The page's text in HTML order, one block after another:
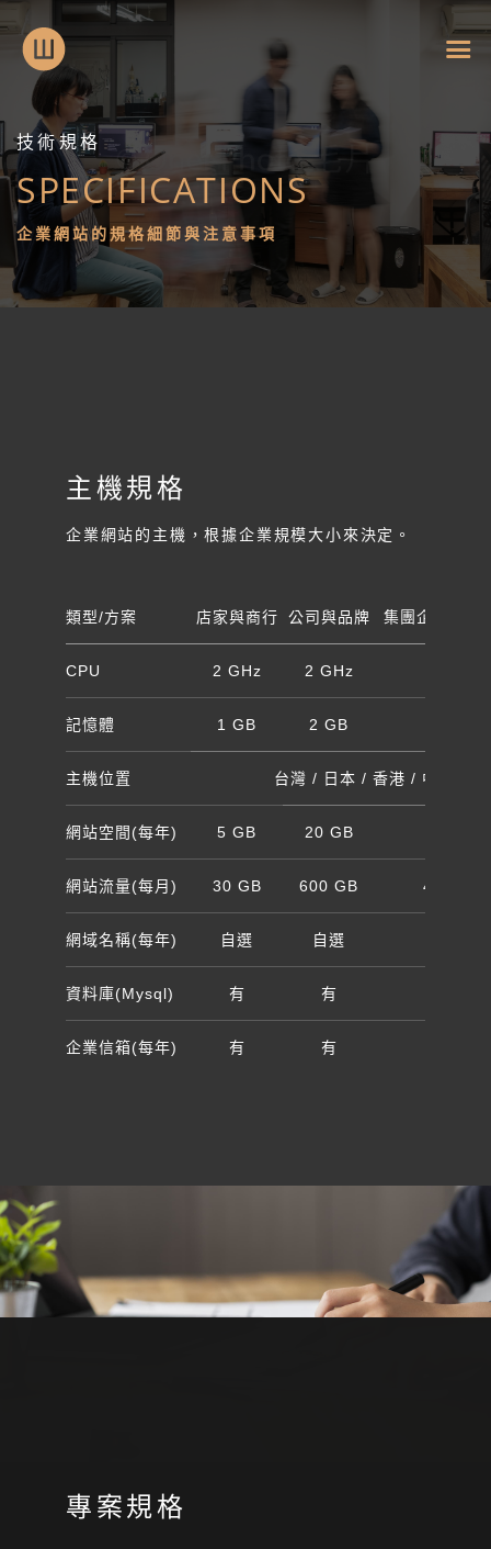
技術規格
SPECIFICATIONS
網
站
企業網站的規格細節與注意事項
主機規格
企業網站的主機，根據企業規模大小來決定。
類型/方案 店家與商行 公司與品牌 集團企業與知
CPU 2 GHz 2 GHz
記憶體 1 GB 2 GB
主機位置 台灣 / 日本 / 香港 / 中國 /
網站空間(每年) 5 GB 20 GB
網站流量(每月) 30 GB 600 GB 4000 GB
網域名稱(每年) 自選 自選
資料庫(Mysql) 有 有
企業信箱(每年) 有 有
專案規格